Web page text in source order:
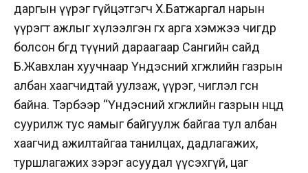
даргын үүрэг гүйцэтгэгч Х.Батжаргал нарын
үүрэгт ажлыг хүлээлгэн өгөх арга хэмжээ өчигдөр
болсон бөгөөд түүний дараагаар Сангийн сайд
Б.Жавхлан хуучнаар Үндэсний хөгжлийн газрын
албан хаагчидтай уулзаж, үүрэг, чиглэл өгсөн
байна. Тэрбээр “Үндэсний хөгжлийн газрын нөөцөд
суурилж тус яамыг байгуулж байгаа тул албан
хаагчид ажилтайгаа танилцах, дадлагажих,
туршлагажих зэрэг асуудал үүсэхгүй, цаг